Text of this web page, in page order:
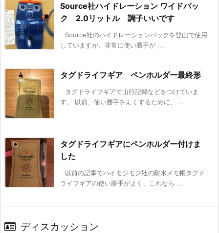
Source社ハイドレーション ワイドパッ
ク 2.0リットル 調子いいです
Source社のハイドレーションパックを登山で使用
していますが、非常に使い勝手が ...
タグドライフギア ペンホルダー最終形
タグドライフギアで山行記録などをつけていま
す。 以前、使い勝手をよくするために、 ...
タグドライフギアにペンホルダー付けま
した
以前の記事でハイモジモジ社の耐水メモ帳タグド
ライフギアの使い勝手がよく、これなら ...
ディスカッション